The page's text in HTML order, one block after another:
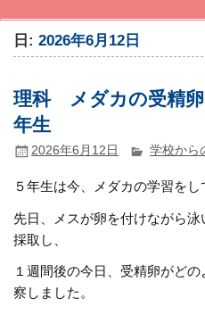
日:2026年6月12日
理科 メダカの受精
年生
2026年6月12日 学校から
５年生は今、メダカの学習をし
先日、メスが卵を付けながら
採取し、
１週間後の今日、受精卵がど
察しました。